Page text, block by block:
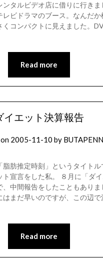
タルビデオ店に借りに行きま
レビドラマのブース。なんだか
くコンパクトに見えました。
Read more
イエット決算報告
2005-11-10 by BUTAPENN
脂肪推定時刻」というタイトル
ト宣言をした私。 ８月に「ダ
中間報告をしたこともありま
はまだ早いのですが、この辺で
Read more